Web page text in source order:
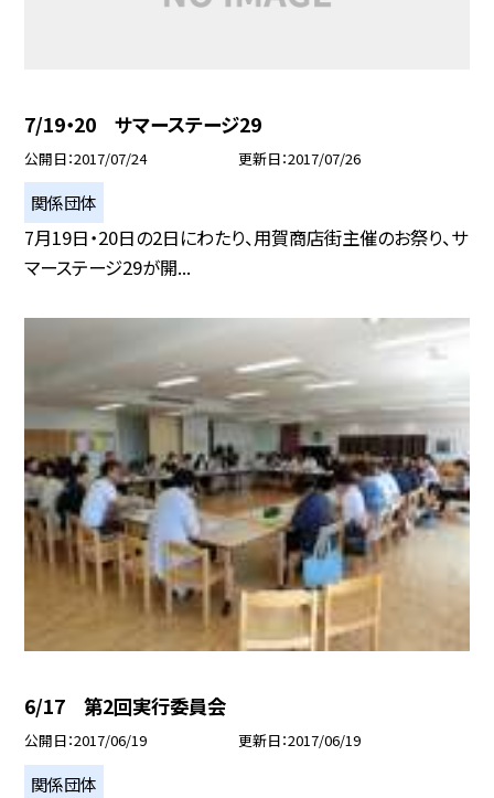
7/19・20 サマーステージ29
公開日 2017/07/24 更新日 2017/07/26
関係団体
7月19日・20日の2日にわたり、用賀商店街主催のお祭り、サ
マーステージ29が開...
6/17 第2回実行委員会
公開日 2017/06/19 更新日 2017/06/19
関係団体